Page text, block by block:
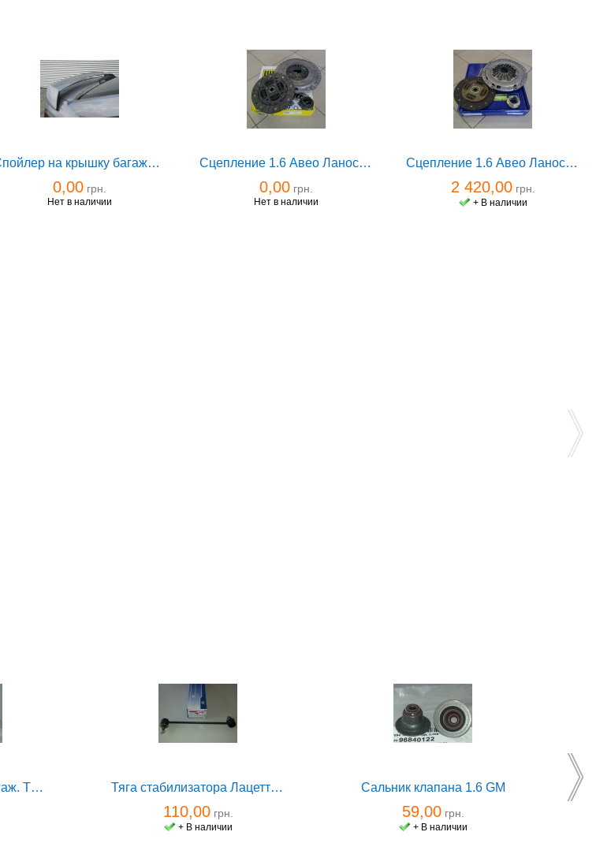
Спойлер на крышку багажника Vectra C седан/хечбек Irmscher
0,00 грн.
Нет в наличии
Сцепление 1.6 Авео Ланос Такума Sachs 1606964
0,00 грн.
Нет в наличии
Сцепление 1.6 Авео Ланос Такума VALEO
2 420,00грн.
+ В наличии
Эмблема крышки багаж. T250 Тяга стабилизатора Лацетти передняя AT правая
110,00грн.
+ В наличии
Сальник клапана 1.6 GM
59,00грн.
+ В наличии